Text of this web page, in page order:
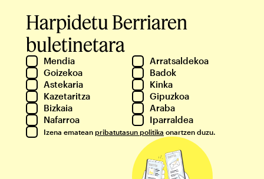
Harpidetu Berriaren
buletinetara
Mendia
Arratsaldekoa
Goizekoa
Badok
Astekaria
Kinka
Kazetaritza
Gipuzkoa
Bizkaia
Araba
Nafarroa
Iparraldea
Izena ematean pribatutasun politika onartzen duzu.